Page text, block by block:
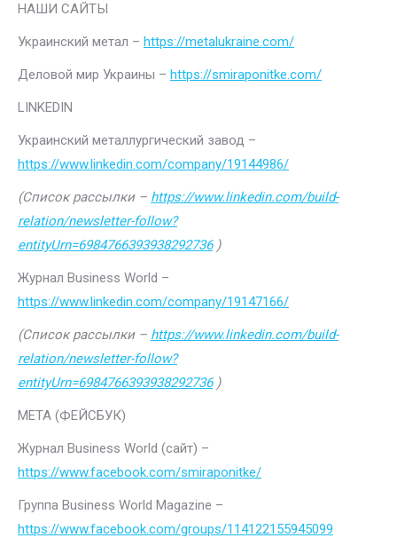
НАШИ САЙТЫ
Украинский метал – https://metalukraine.com/
Деловой мир Украины – https://smiraponitke.com/
LINKEDIN
Украинский металлургический завод –
https://www.linkedin.com/company/19144986/
(Список рассылки – https://www.linkedin.com/build-
relation/newsletter-follow?
entityUrn=6984766393938292736)
Журнал Business World –
https://www.linkedin.com/company/19147166/
(Список рассылки – https://www.linkedin.com/build-
relation/newsletter-follow?
entityUrn=6984766393938292736)
МЕТА (ФЕЙСБУК)
Журнал Business World (сайт) –
https://www.facebook.com/smiraponitke/
Группа Business World Magazine –
https://www.facebook.com/groups/114122155945099